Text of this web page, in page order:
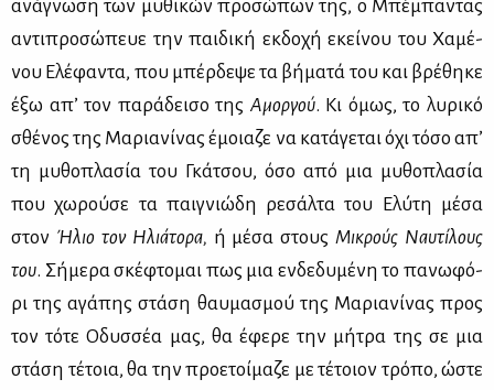
ανά­γνω­ση των μυ­θι­κών προ­σώ­πων της, ο Μπέ­μπα­ντας
αντι­προ­σώ­πευε την παι­δι­κή εκ­δο­χή εκεί­νου του Χα­μέ­
νου Ελέ­φα­ντα, που μπέρ­δε­ψε τα βή­μα­τά του και βρέ­θη­κε
έξω απ’ τον πα­ρά­δει­σο της Αμορ­γού. Κι όμως, το λυ­ρι­κό
σθέ­νος της Μα­ρια­νί­νας έμοια­ζε να κα­τά­γε­ται όχι τό­σο απ’
τη μυ­θο­πλα­σία του Γκά­τσου, όσο από μια μυ­θο­πλα­σία
που χω­ρού­σε τα παι­γνιώ­δη ρε­σάλ­τα του Ελύ­τη μέ­σα
στον Ήλιο τον Ηλιά­το­ρα, ή μέ­σα στουςΜι­κρούς Ναυ­τί­λους
του. Σή­με­ρα σκέ­φτο­μαι πως μια εν­δε­δυ­μέ­νη το πα­νω­φό­
ρι της αγά­πης στά­ση θαυ­μα­σμού της Μα­ρια­νί­νας προς
τον τό­τε Οδυσ­σέα μας, θα έφε­ρε την μή­τρα της σε μια
στά­ση τέ­τοια, θα την προ­ε­τοί­μα­ζε με τέ­τοιον τρό­πο, ώστε